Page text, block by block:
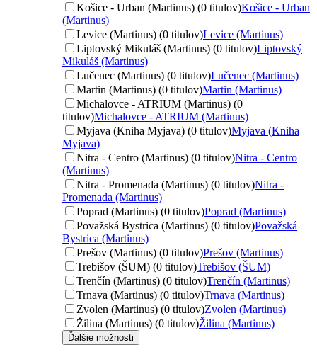
Košice - Urban (Martinus) (0 titulov)Košice - Urban
(Martinus)
Levice (Martinus) (0 titulov)Levice (Martinus)
Liptovský Mikuláš (Martinus) (0 titulov)Liptovský
Mikuláš (Martinus)
Lučenec (Martinus) (0 titulov)Lučenec (Martinus)
Martin (Martinus) (0 titulov)Martin (Martinus)
Michalovce - ATRIUM (Martinus) (0
titulov)Michalovce - ATRIUM (Martinus)
Myjava (Kniha Myjava) (0 titulov)Myjava (Kniha
Myjava)
Nitra - Centro (Martinus) (0 titulov)Nitra - Centro
(Martinus)
Nitra - Promenada (Martinus) (0 titulov)Nitra -
Promenada (Martinus)
Poprad (Martinus) (0 titulov)Poprad (Martinus)
Považská Bystrica (Martinus) (0 titulov)Považská
Bystrica (Martinus)
Prešov (Martinus) (0 titulov)Prešov (Martinus)
Trebišov (ŠUM) (0 titulov)Trebišov (ŠUM)
Trenčín (Martinus) (0 titulov)Trenčín (Martinus)
Trnava (Martinus) (0 titulov)Trnava (Martinus)
Zvolen (Martinus) (0 titulov)Zvolen (Martinus)
Žilina (Martinus) (0 titulov)Žilina (Martinus)
Ďalšie možnosti